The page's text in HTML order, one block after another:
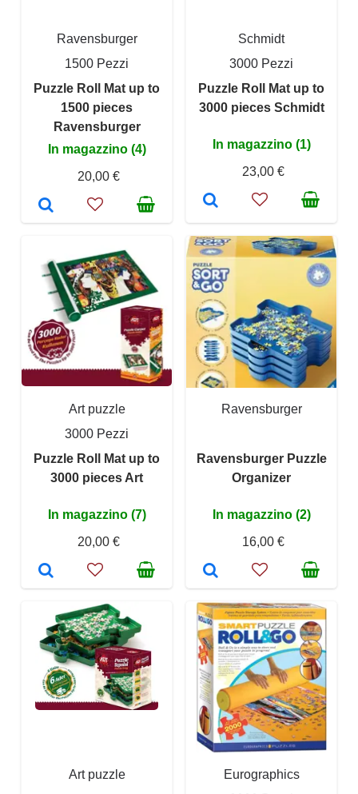
Ravensburger
1500 Pezzi
Puzzle Roll Mat up to
1500 pieces
Ravensburger
In magazzino (4)
20,00 €
Schmidt
3000 Pezzi
Puzzle Roll Mat up to
3000 pieces Schmidt
In magazzino (1)
23,00 €
Art puzzle
3000 Pezzi
Puzzle Roll Mat up to
3000 pieces Art
In magazzino (7)
20,00 €
Ravensburger
Ravensburger Puzzle
Organizer
In magazzino (2)
16,00 €
Art puzzle
Eurographics